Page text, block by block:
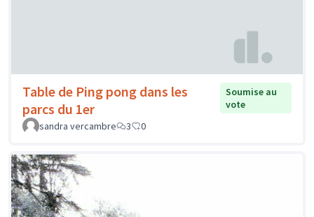
Table de Ping pong dans les
parcs du 1er
Soumise au
vote
sandra vercambre
3 0